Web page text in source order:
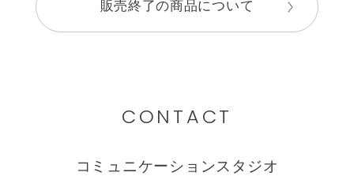
販売終了の商品について
CONTACT
コミュニケーションスタジオ